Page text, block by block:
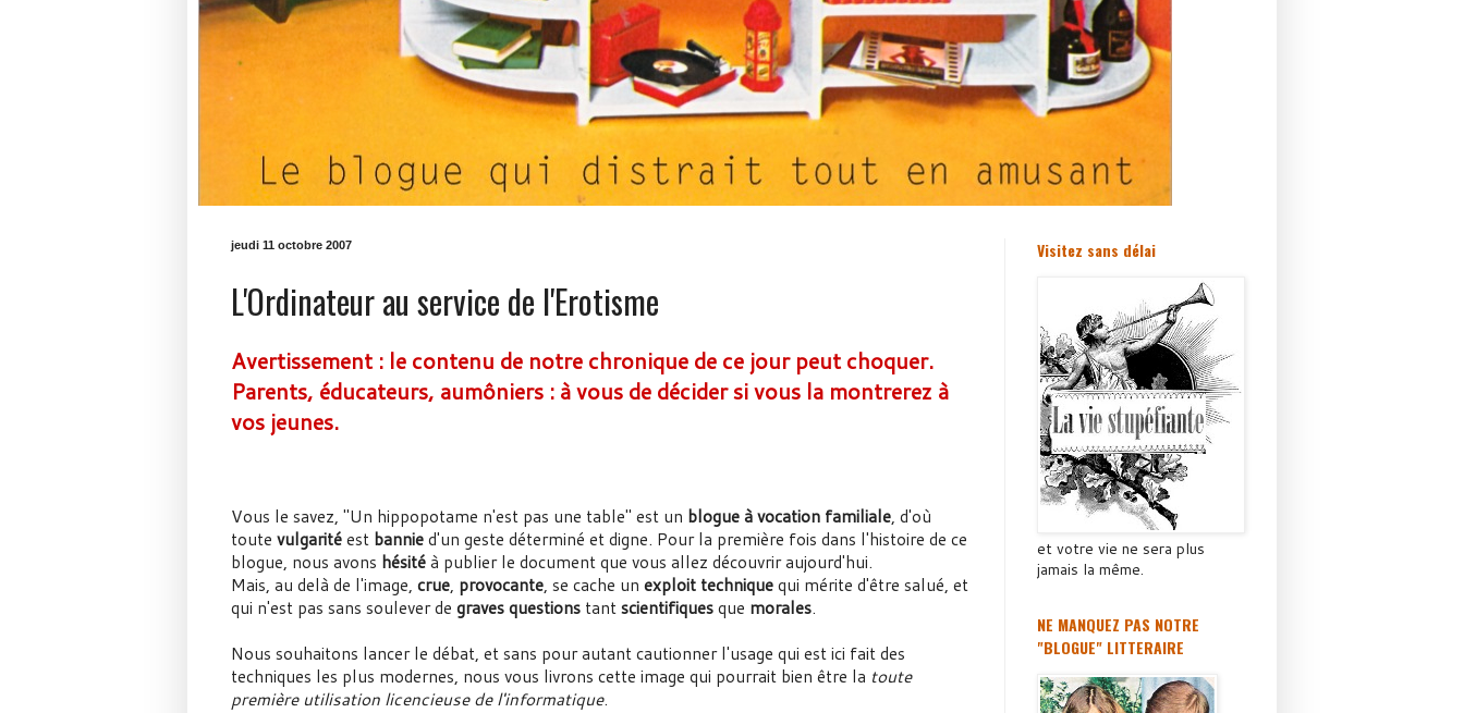
jeudi 11 octobre 2007
L'Ordinateur au service de l'Erotisme
Avertissement : le contenu de notre chronique de ce jour peut choquer.
Parents, éducateurs, aumôniers : à vous de décider si vous la montrerez à
vos jeunes.
Vous le savez, "Un hippopotame n'est pas une table" est un blogue à vocation familiale, d'où
toute vulgaritéest bannied'un geste déterminé et digne. Pour la première fois dans l'histoire de ce
blogue, nous avons hésitéà publier le document que vous allez découvrir aujourd'hui.
Mais, au delà de l'image, crue, provocante, se cache un exploit techniquequi mérite d'être salué, et
qui n'est pas sans soulever de graves questions tantscientifiquesque morales.
Nous souhaitons lancer le débat, et sans pour autant cautionner l'usage qui est ici fait des
techniques les plus modernes, nous vous livrons cette image qui pourrait bien être la toute
première utilisation licencieuse de l'informatique.
Visitez sans délai
et votre vie ne sera plus
jamais la même.
NE MANQUEZ PAS NOTRE
"BLOGUE" LITTERAIRE